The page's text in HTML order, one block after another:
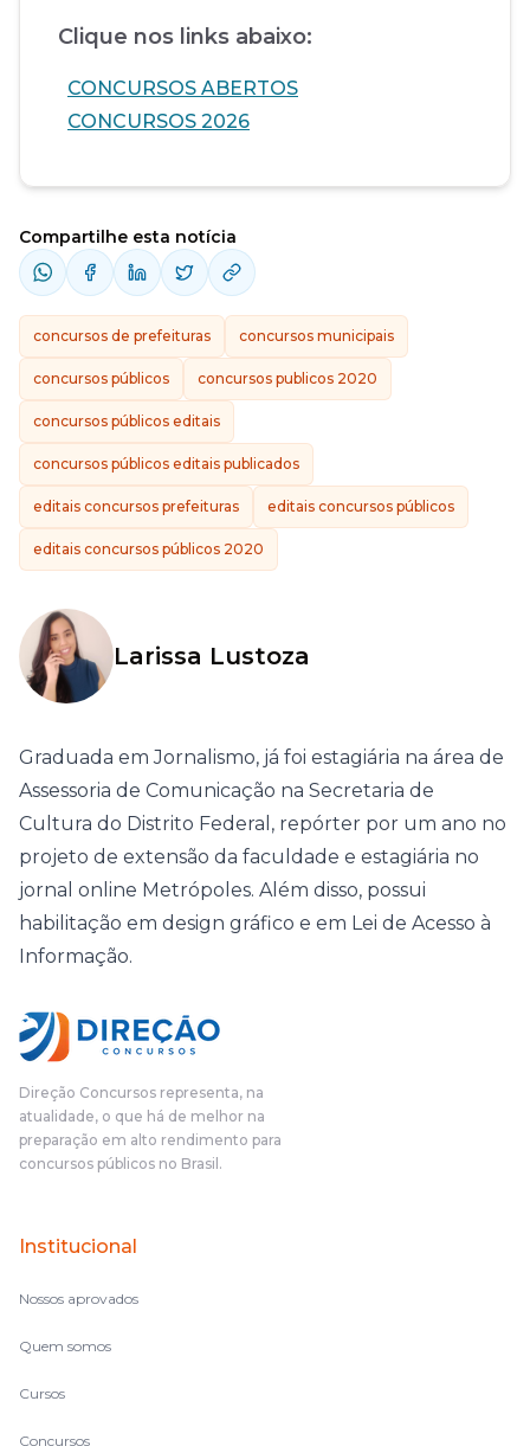
Clique nos links abaixo:
CONCURSOS ABERTOS
CONCURSOS 2026
Compartilhe esta notícia
concursos de prefeituras concursos municipais
concursos públicos concursos publicos 2020
concursos públicos editais
concursos públicos editais publicados
editais concursos prefeituras editais concursos públicos
editais concursos públicos 2020
Larissa Lustoza
Graduada em Jornalismo, já foi estagiária na área de
Assessoria de Comunicação na Secretaria de
Cultura do Distrito Federal, repórter por um ano no
projeto de extensão da faculdade e estagiária no
jornal online Metrópoles. Além disso, possui
habilitação em design gráfico e em Lei de Acesso à
Informação.
Direção Concursos representa, na
atualidade, o que há de melhor na
preparação em alto rendimento para
concursos públicos no Brasil.
Institucional
Nossos aprovados
Quem somos
Cursos
Concursos